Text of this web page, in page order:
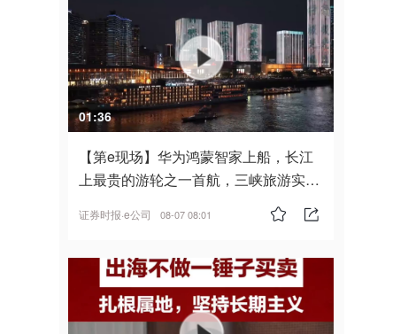
01:36
【第e现场】华为鸿蒙智家上船，长江
上最贵的游轮之一首航，三峡旅游实
证券时报·e公司 08-07 08:01